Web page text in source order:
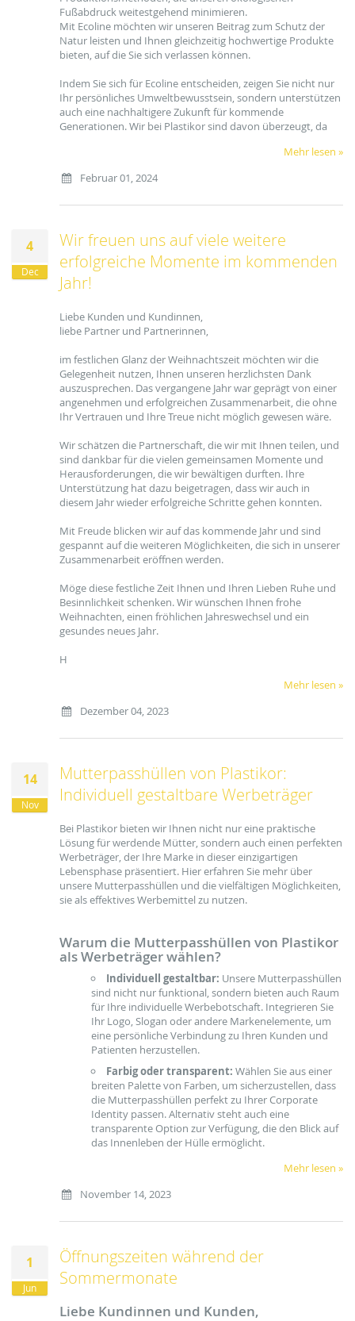
Fußabdruck weitestgehend minimieren.
Mit Ecoline möchten wir unseren Beitrag zum Schutz der
Natur leisten und Ihnen gleichzeitig hochwertige Produkte
bieten, auf die Sie sich verlassen können.
Indem Sie sich für Ecoline entscheiden, zeigen Sie nicht nur
Ihr persönliches Umweltbewusstsein, sondern unterstützen
auch eine nachhaltigere Zukunft für kommende
Generationen. Wir bei Plastikor sind davon überzeugt, da
Mehr lesen »
Februar 01, 2024
4
Dec
Wir freuen uns auf viele weitere
erfolgreiche Momente im kommenden
Jahr!
Liebe Kunden und Kundinnen,
liebe Partner und Partnerinnen,
im festlichen Glanz der Weihnachtszeit möchten wir die
Gelegenheit nutzen, Ihnen unseren herzlichsten Dank
auszusprechen. Das vergangene Jahr war geprägt von einer
angenehmen und erfolgreichen Zusammenarbeit, die ohne
Ihr Vertrauen und Ihre Treue nicht möglich gewesen wäre.
Wir schätzen die Partnerschaft, die wir mit Ihnen teilen, und
sind dankbar für die vielen gemeinsamen Momente und
Herausforderungen, die wir bewältigen durften. Ihre
Unterstützung hat dazu beigetragen, dass wir auch in
diesem Jahr wieder erfolgreiche Schritte gehen konnten.
Mit Freude blicken wir auf das kommende Jahr und sind
gespannt auf die weiteren Möglichkeiten, die sich in unserer
Zusammenarbeit eröffnen werden.
Möge diese festliche Zeit Ihnen und Ihren Lieben Ruhe und
Besinnlichkeit schenken. Wir wünschen Ihnen frohe
Weihnachten, einen fröhlichen Jahreswechsel und ein
gesundes neues Jahr.
H
Mehr lesen »
Dezember 04, 2023
14
Nov
Mutterpasshüllen von Plastikor:
Individuell gestaltbare Werbeträger
Bei Plastikor bieten wir Ihnen nicht nur eine praktische
Lösung für werdende Mütter, sondern auch einen perfekten
Werbeträger, der Ihre Marke in dieser einzigartigen
Lebensphase präsentiert. Hier erfahren Sie mehr über
unsere Mutterpasshüllen und die vielfältigen Möglichkeiten,
sie als effektives Werbemittel zu nutzen.
Warum die Mutterpasshüllen von Plastikor
als Werbeträger wählen?
Individuell gestaltbar: Unsere Mutterpasshüllen
sind nicht nur funktional, sondern bieten auch Raum
für Ihre individuelle Werbebotschaft. Integrieren Sie
Ihr Logo, Slogan oder andere Markenelemente, um
eine persönliche Verbindung zu Ihren Kunden und
Patienten herzustellen.
Farbig oder transparent: Wählen Sie aus einer
breiten Palette von Farben, um sicherzustellen, dass
die Mutterpasshüllen perfekt zu Ihrer Corporate
Identity passen. Alternativ steht auch eine
transparente Option zur Verfügung, die den Blick auf
das Innenleben der Hülle ermöglicht.
Mehr lesen »
November 14, 2023
1
Jun
Öffnungszeiten während der
Sommermonate
Liebe Kundinnen und Kunden,